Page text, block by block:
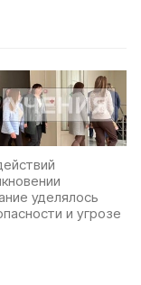
уделялось
и угрозе